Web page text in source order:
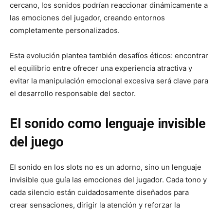
cercano, los sonidos podrían reaccionar dinámicamente a
las emociones del jugador, creando entornos
completamente personalizados.
Esta evolución plantea también desafíos éticos: encontrar
el equilibrio entre ofrecer una experiencia atractiva y
evitar la manipulación emocional excesiva será clave para
el desarrollo responsable del sector.
El sonido como lenguaje invisible
del juego
El sonido en los slots no es un adorno, sino un lenguaje
invisible que guía las emociones del jugador. Cada tono y
cada silencio están cuidadosamente diseñados para
crear sensaciones, dirigir la atención y reforzar la